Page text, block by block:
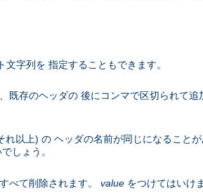
文字列を 指定することもできます。
既存のヘッダの 後にコンマで区切られて追
以上) の ヘッダの名前が同じになることが
しょう。
べて削除されます。 value をつけてはいけ